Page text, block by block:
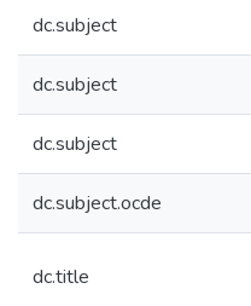
dc.subject
dc.subject
dc.subject
dc.subject.ocde
dc.title